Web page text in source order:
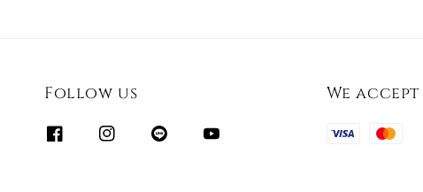
Follow us We accept